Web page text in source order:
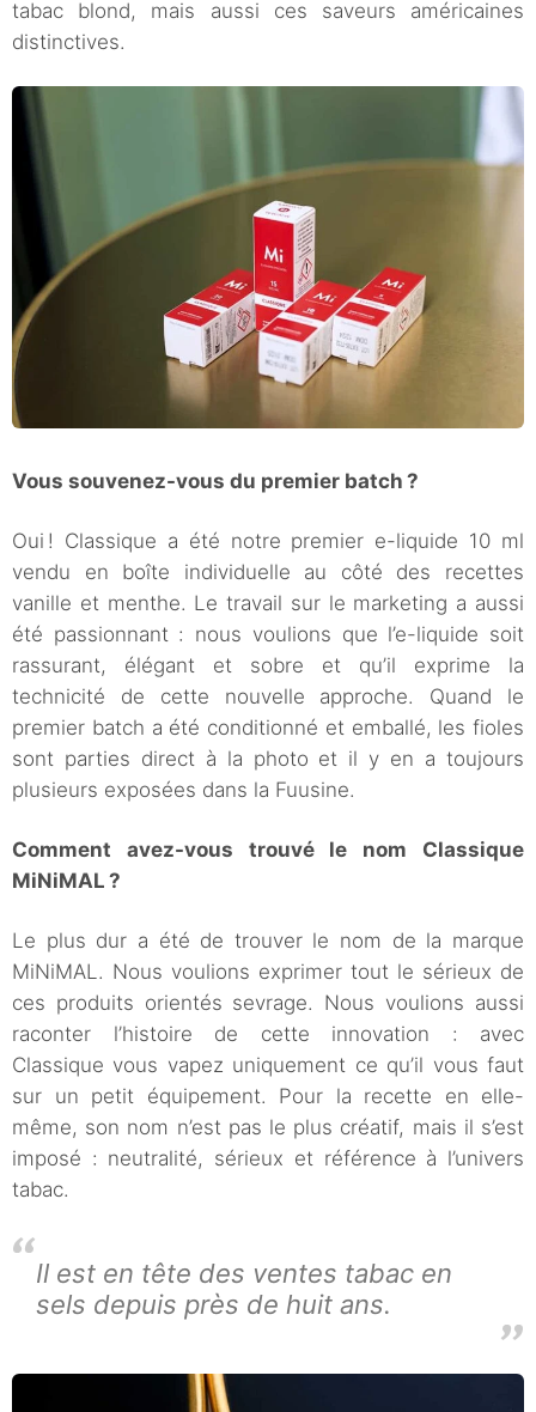
tabac blond, mais aussi ces saveurs américaines
distinctives.
Vous souvenez-vous du premier batch ?
Oui ! Classique a été notre premier e-liquide 10 ml
vendu en boîte individuelle au côté des recettes
vanille et menthe. Le travail sur le marketing a aussi
été passionnant : nous voulions que l’e-liquide soit
rassurant, élégant et sobre et qu’il exprime la
technicité de cette nouvelle approche. Quand le
premier batch a été conditionné et emballé, les fioles
sont parties direct à la photo et il y en a toujours
plusieurs exposées dans la Fuusine.
Comment avez-vous trouvé le nom Classique
MiNiMAL ?
Le plus dur a été de trouver le nom de la marque
MiNiMAL. Nous voulions exprimer tout le sérieux de
ces produits orientés sevrage. Nous voulions aussi
raconter l’histoire de cette innovation : avec
Classique vous vapez uniquement ce qu’il vous faut
sur un petit équipement. Pour la recette en elle-
même, son nom n’est pas le plus créatif, mais il s’est
imposé : neutralité, sérieux et référence à l’univers
tabac.
Il est en tête des ventes tabac en
sels depuis près de huit ans.